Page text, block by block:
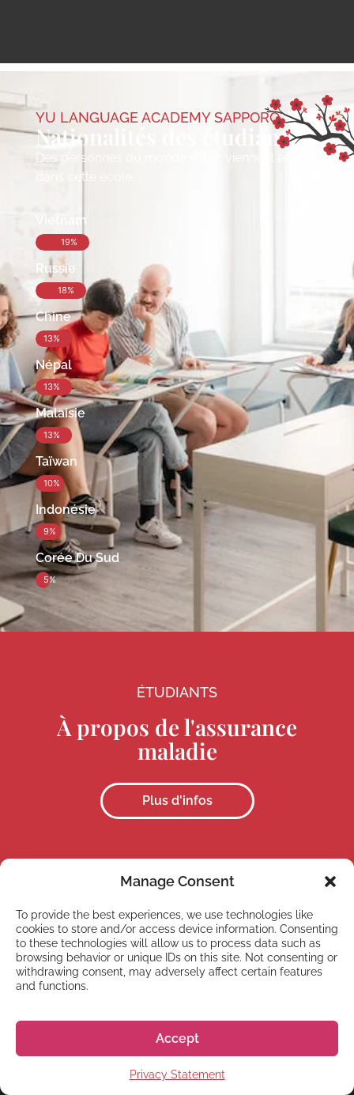
Manage Consent
To provide the best experiences, we use technologies like
cookies to store and/or access device information. Consenting
to these technologies will allow us to process data such as
browsing behavior or unique IDs on this site. Not consenting or
withdrawing consent, may adversely affect certain features
and functions.
Accept
Privacy Statement
YU LANGUAGE ACADEMY SAPPORO
Nationalités des étudiants
Des personnes du monde entier viennent étudier
dans cette école.
Vietnam
19%
Russie
18%
Chine
13%
Népal
13%
Malaisie
13%
Taïwan
10%
Indonésie
9%
Corée Du Sud
5%
ÉTUDIANTS
À propos de l'assurance
maladie
Plus d'infos
CALCULATRICE
Calculatrice du coût de la
Plus d'infos